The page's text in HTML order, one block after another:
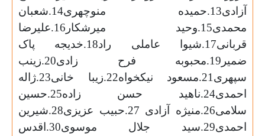
آزادی13.حمیده منوچهری14.شعبان
محمدی15.وحید میرشکار16.علیرضا
قربانی17.شیوا عاملی راد18.خدیجه پاک
ضمیر19.محبوبه فرح زادی20.زینب
سپهری21.مسعود نیکخواه22.زیبا خانی23.ژاله
احمدی24.ناهید حسن زاده25.حسین
سلامی26.منیژه آزادی 27.حبیب عزیزی28.شیرین
احمدی29.سید جلال موسوی30.اقدس